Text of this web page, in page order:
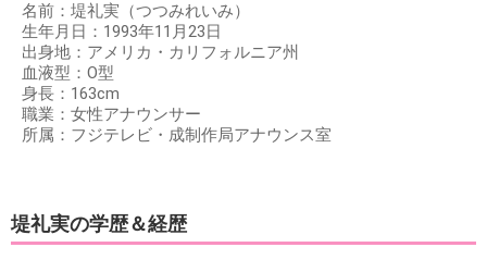
名前：堤礼実（つつみれいみ）
生年月日：1993年11月23日
出身地：アメリカ・カリフォルニア州
血液型：O型
身長：163cm
職業：女性アナウンサー
所属：フジテレビ・成制作局アナウンス室
堤礼実の学歴＆経歴